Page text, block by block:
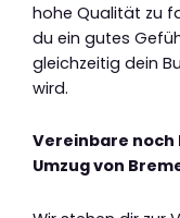
hohe Qualität zu
du ein gutes
gleichzeitig dein
wird.
Vereinbare noch
Umzug von